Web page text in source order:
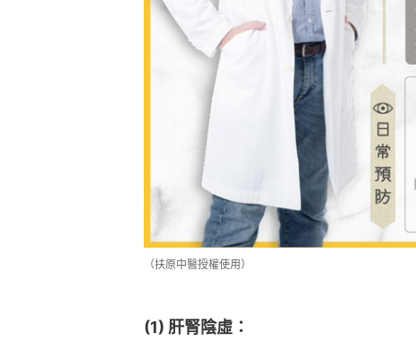
（扶原中醫授權使用）
(1) 肝腎陰虛：